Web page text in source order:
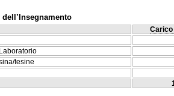
Carico
tesine